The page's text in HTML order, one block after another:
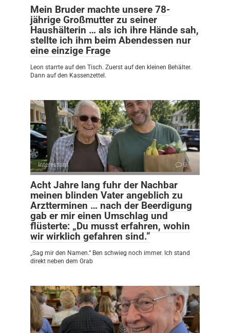
Mein Bruder machte unsere 78-
jährige Großmutter zu seiner
Haushälterin … als ich ihre Hände sah,
stellte ich ihm beim Abendessen nur
eine einzige Frage
Leon starrte auf den Tisch. Zuerst auf den kleinen Behälter.
Dann auf den Kassenzettel.
Interessant 0
Acht Jahre lang fuhr der Nachbar
meinen blinden Vater angeblich zu
Arztterminen … nach der Beerdigung
gab er mir einen Umschlag und
flüsterte: „Du musst erfahren, wohin
wir wirklich gefahren sind.“
„Sag mir den Namen.“ Ben schwieg noch immer. Ich stand
direkt neben dem Grab